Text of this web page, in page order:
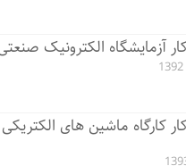
آزمایشگاه الکترونیک
کارگاه ماشین های